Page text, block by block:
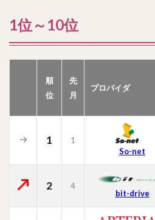
1位～10位
順
位
先
月
プロバイダ
1
1
So-net
2 4
bit-drive